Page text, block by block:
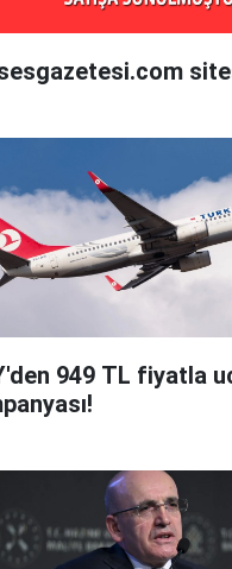
949 TL fiyatla